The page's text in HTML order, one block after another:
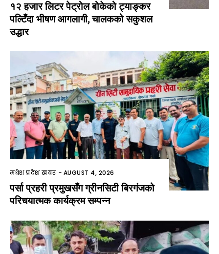
१२ हजार लिटर पेट्रोल बोकेको ट्याङ्कर
पल्टिँदा भीषण आगलागी, चालकको सकुशल
उद्धार
मधेश प्रदेश खवर - AUGUST 4, 2026
पर्सा प्रहरी प्रमुखसँग ग्रीनसिटी बिरगंजको
परिचयात्मक कार्यक्रम सम्पन्न